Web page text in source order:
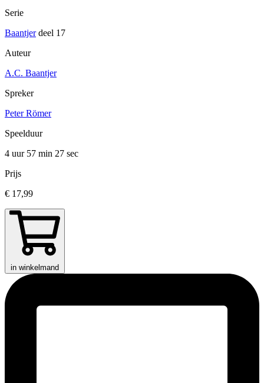
Serie
Baantjerdeel 17
Auteur
A.C. Baantjer
Spreker
Peter Römer
Speelduur
4 uur 57 min 27 sec
Prijs
€ 17,99
in winkelmand